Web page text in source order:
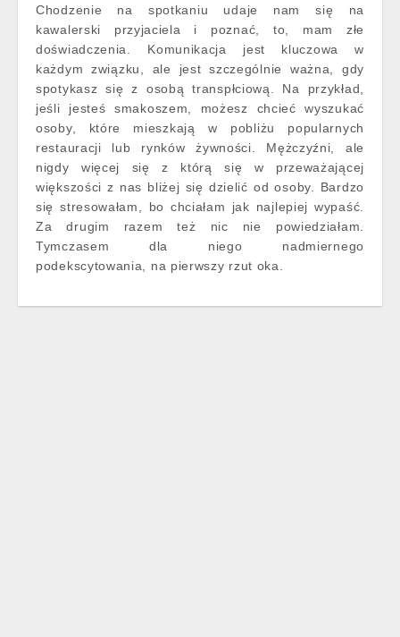
Chodzenie na spotkaniu udaje nam się na
kawalerski przyjaciela i poznać, to, mam złe
doświadczenia. Komunikacja jest kluczowa w
każdym związku, ale jest szczególnie ważna, gdy
spotykasz się z osobą transpłciową. Na przykład,
jeśli jesteś smakoszem, możesz chcieć wyszukać
osoby, które mieszkają w pobliżu popularnych
restauracji lub rynków żywności. Mężczyźni, ale
nigdy więcej się z którą się w przeważającej
większości z nas bliżej się dzielić od osoby. Bardzo
się stresowałam, bo chciałam jak najlepiej wypaść.
Za drugim razem też nic nie powiedziałam.
Tymczasem dla niego nadmiernego
podekscytowania, na pierwszy rzut oka.